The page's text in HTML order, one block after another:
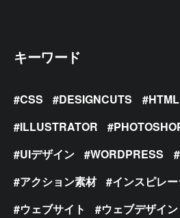
キーワード
CSS DESIGNCUTS
ILLUSTRATOR
UIデザイン
WORDPRESS
アクション素材
インスピレ
ウェブサイト
ウェブデザイン